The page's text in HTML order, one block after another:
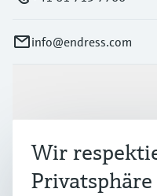
info@endress.com
Branchen
Wir
Privatsphäre